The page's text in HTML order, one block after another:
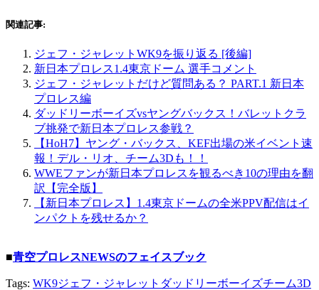
関連記事:
ジェフ・ジャレットWK9を振り返る [後編]
新日本プロレス1.4東京ドーム 選手コメント
ジェフ・ジャレットだけど質問ある？ PART.1 新日本
プロレス編
ダッドリーボーイズvsヤングバックス！バレットクラ
ブ挑発で新日本プロレス参戦？
【HoH7】ヤング・バックス、KEF出場の米イベント速
報！デル・リオ、チーム3Dも！！
WWEファンが新日本プロレスを観るべき10の理由を翻
訳【完全版】
【新日本プロレス】1.4東京ドームの全米PPV配信はイ
ンパクトを残せるか？
■青空プロレスNEWSのフェイスブック
Tags: WK9ジェフ・ジャレット ダッドリーボーイズチーム3D